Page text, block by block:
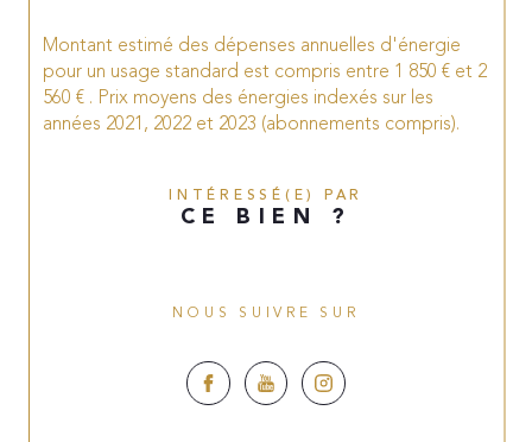
Montant estimé des dépenses annuelles d'énergie
pour un usage standard est compris entre 1 850 € et 2
560 € . Prix moyens des énergies indexés sur les
années 2021, 2022 et 2023 (abonnements compris).
INTÉRESSÉ(E) PAR
CE BIEN ?
NOUS SUIVRE SUR